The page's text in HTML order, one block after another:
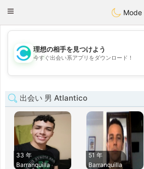
olombiaCitas
Toggle
Mode
💖
💕
理想の相手を見つけよう
今すぐ出会い系アプリをダウンロード！
出会い 男 Atlantico
33 年
Barranquilla
51 年
Barranquilla